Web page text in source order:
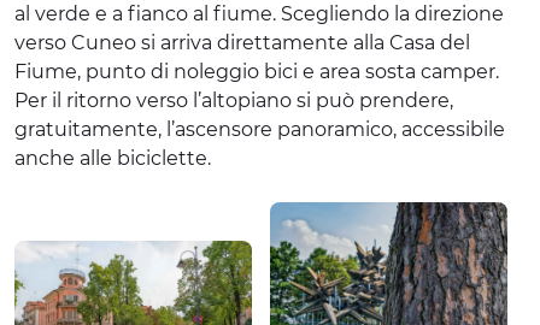
al verde e a fianco al fiume. Scegliendo la direzione
verso Cuneo si arriva direttamente alla Casa del
Fiume, punto di noleggio bici e area sosta camper.
Per il ritorno verso l’altopiano si può prendere,
gratuitamente, l’ascensore panoramico, accessibile
anche alle biciclette.